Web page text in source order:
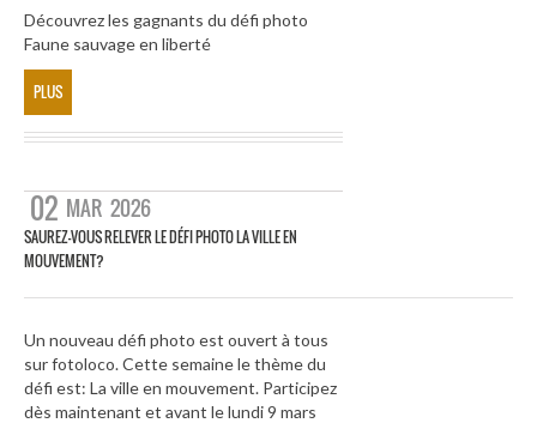
Découvrez les gagnants du défi photo
Faune sauvage en liberté
PLUS
02 MAR 2026
SAUREZ-VOUS RELEVER LE DÉFI PHOTO LA VILLE EN
MOUVEMENT?
Un nouveau défi photo est ouvert à tous
sur fotoloco. Cette semaine le thème du
défi est: La ville en mouvement. Participez
dès maintenant et avant le lundi 9 mars